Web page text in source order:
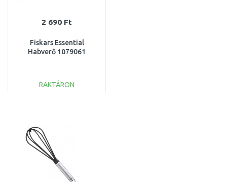
2 690 Ft
Fiskars Essential
Habverő 1079061
RAKTÁRON